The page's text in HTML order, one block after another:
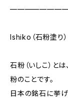
Ishiko（石粉塗り
石粉（いしこ）と
粉のことです。
日本の銘石に挙げ